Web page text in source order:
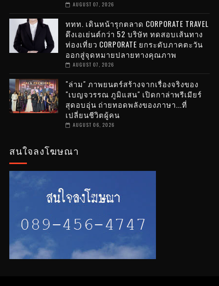
AUGUST 07, 2026
ททท. เดินหน้ารุกตลาด CORPORATE TRAVEL
ดึงเอเย่นต์กว่า 52 บริษัท ทดสอบเส้นทาง
ท่องเที่ยว CORPORATE ยกระดับภาคตะวัน
ออกสู่จุดหมายปลายทางคุณภาพ
AUGUST 07, 2026
"ล่าม" ภาพยนตร์สร้างจากเรื่องจริงของ
"เบญจวรรณ ภูมิแสน" เปิดกาล่าพรีเมียร์
สุดอบอุ่น ถ่ายทอดพลังของภาษา...ที่
เปลี่ยนชีวิตผู้คน
AUGUST 06, 2026
สนใจลงโฆษณา